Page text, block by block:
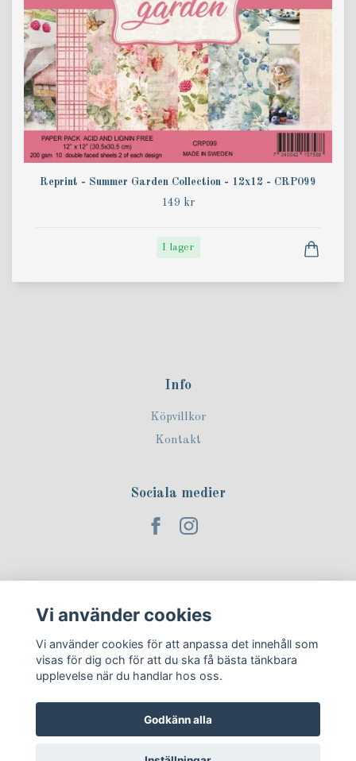
Reprint - Summer Garden Collection - 12x12 - CRP099
149 kr
I lager
Info
Köpvillkor
Kontakt
Sociala medier
Vi använder cookies
Vi använder cookies för att anpassa det innehåll som
visas för dig och för att du ska få bästa tänkbara
upplevelse när du handlar hos oss.
Godkänn alla